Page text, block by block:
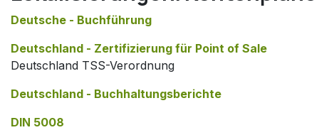
Deutsche - Buchführung
Deutschland - Zertifizierung für Point of Sale
Deutschland TSS-Verordnung
Deutschland - Buchhaltungsberichte
DIN 5008